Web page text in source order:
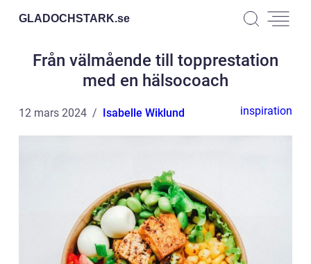
GLADOCHSTARK.se
Från välmående till topprestation
med en hälsocoach
12 mars 2024 Isabelle Wiklund inspiration